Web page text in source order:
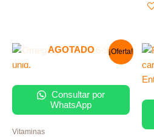
¡Oferta!
AGOTADO
Consultar por
WhatsApp
Vitaminas
El
precio
El